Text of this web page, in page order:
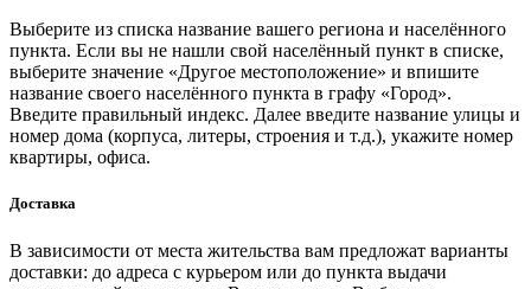
Выберите из списка название вашего региона и населённого
пункта. Если вы не нашли свой населённый пункт в списке,
выберите значение «Другое местоположение» и впишите
название своего населённого пункта в графу «Город».
Введите правильный индекс. Далее введите название улицы и
номер дома (корпуса, литеры, строения и т.д.), укажите номер
квартиры, офиса.
Доставка
В зависимости от места жительства вам предложат варианты
доставки: до адреса с курьером или до пункта выдачи